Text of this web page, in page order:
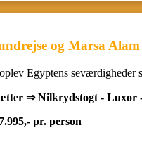
og Marsa Alam
Egyptens seværdigheder
⇒ Nilkrydstogt - Luxor
pr. person